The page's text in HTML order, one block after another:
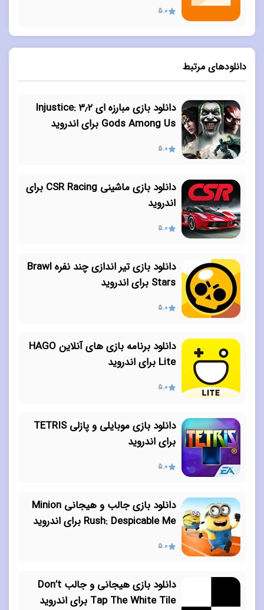
دانلودهای مرتبط
دانلود بازی مبارزه ای ۳٫۲ Injustice:
Gods Among Us برای اندروید
5.0
دانلود بازی ماشینی CSR Racing برای
اندروید
5.0
دانلود بازی تیر اندازی چند نفره Brawl
Stars برای اندروید
5.0
دانلود برنامه بازی های آنلاین HAGO
Lite برای اندروید
5.0
دانلود بازی موبایلی و پازلی TETRIS
برای اندروید
5.0
دانلود بازی جالب و هیجانی Minion
Rush: Despicable Me برای اندروید
5.0
دانلود بازی هیجانی و جالب Don’t
Tap The White Tile برای اندروید
5.0